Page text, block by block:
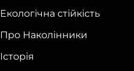
Екологічна стійкість
Про Наколінники
Історія